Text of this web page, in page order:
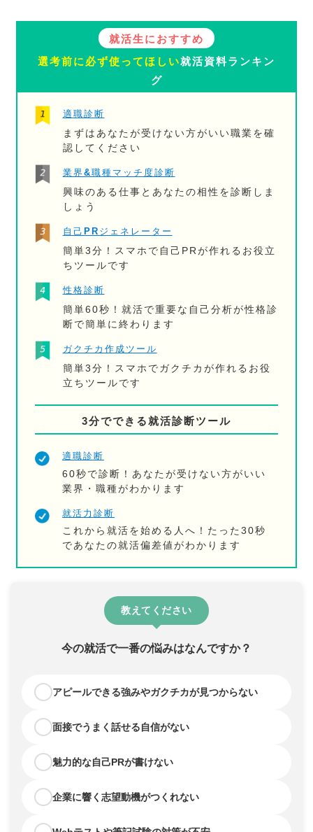
就活生におすすめ
選考前に必ず使ってほしい就活資料ランキン
グ
適職診断
まずはあなたが受けない方がいい職業を確
認してください
業界&職種マッチ度診断
興味のある仕事とあなたの相性を診断しま
しょう
自己PRジェネレーター
簡単3分！スマホで自己PRが作れるお役立
ちツールです
性格診断
簡単60秒！就活で重要な自己分析が性格診
断で簡単に終わります
ガクチカ作成ツール
簡単3分！スマホでガクチカが作れるお役
立ちツールです
3分でできる就活診断ツール
適職診断
60秒で診断！あなたが受けない方がいい
業界・職種がわかります
就活力診断
これから就活を始める人へ！たった30秒
であなたの就活偏差値がわかります